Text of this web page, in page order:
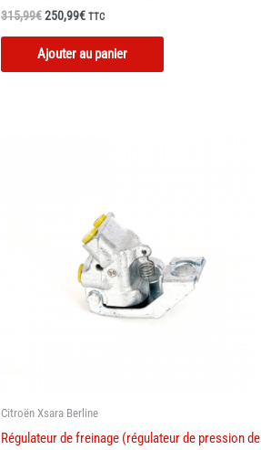
315,99€Le
initial
était :
315,99€.
250,99€Le
actuel
est :
250,99€.
TTC
Ajouter au panier
Citroën Xsara Berline
Régulateur de freinage (régulateur de pression de